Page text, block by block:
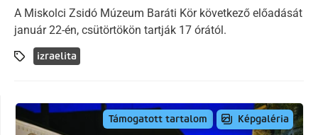
A Miskolci Zsidó Múzeum Baráti Kör következő előadását
január 22-én, csütörtökön tartják 17 órától.
izraelita
Támogatott tartalom Képgaléria